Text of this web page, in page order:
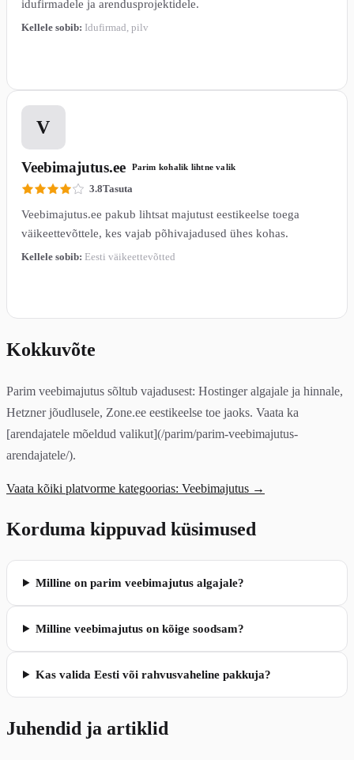
idufirmadele ja arendusprojektidele.
Kellele sobib: Idufirmad, pilv
V
Veebimajutus.ee Parim kohalik lihtne valik
3.8Tasuta
Veebimajutus.ee pakub lihtsat majutust eestikeelse toega
väikeettevõttele, kes vajab põhivajadused ühes kohas.
Kellele sobib: Eesti väikeettevõtted
Kokkuvõte
Parim veebimajutus sõltub vajadusest: Hostinger algajale ja hinnale,
Hetzner jõudlusele, Zone.ee eestikeelse toe jaoks. Vaata ka
[arendajatele mõeldud valikut](/parim/parim-veebimajutus-
arendajatele/).
Vaata kõiki platvorme kategoorias: Veebimajutus →
Korduma kippuvad küsimused
Milline on parim veebimajutus algajale?
Milline veebimajutus on kõige soodsam?
Kas valida Eesti või rahvusvaheline pakkuja?
Juhendid ja artiklid